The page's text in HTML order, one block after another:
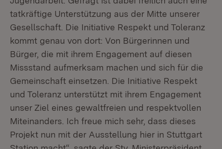
tatkräftige Unterstützung aus der Mitte unserer
Gesellschaft. Die Initiative Respekt und Toleranz
kommt genau von dort: Von Bürgerinnen und
Bürger, die mit ihrem Engagement auf diesen
Missstand aufmerksam machen und sich für die
Gemeinschaft einsetzen. Die Initiative Respekt
und Toleranz unterstützt mit ihrem Engagement
unser Ziel eines gewaltfreien und respektvollen
Miteinanders. Ich freue mich sehr, dass dieses
Projekt nun mit der Ausstellung hier in Stuttgart